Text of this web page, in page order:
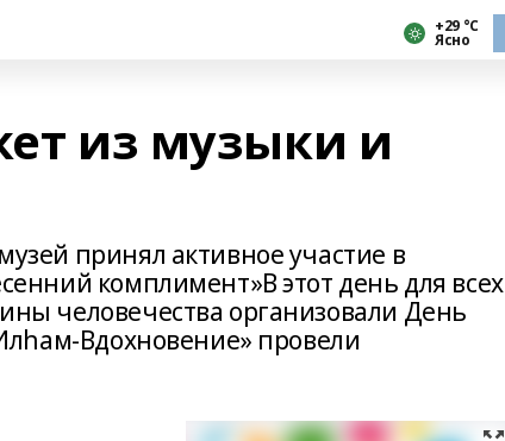
+29 °С
Ясно
из музыки и
принял активное участие в
комплимент»В этот день для всех
человечества организовали День
Вдохновение» провели